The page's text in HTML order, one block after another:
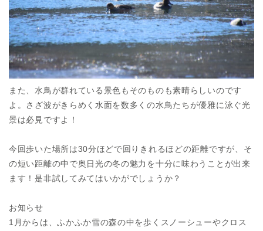
また、水鳥が群れている景色もそのものも素晴らしいのです
よ。さざ波がきらめく水面を数多くの水鳥たちが優雅に泳ぐ光
景は必見ですよ！
今回歩いた場所は30分ほどで回りきれるほどの距離ですが、そ
の短い距離の中で奥日光の冬の魅力を十分に味わうことが出来
ます！是非試してみてはいかがでしょうか？
お知らせ
1月からは、ふかふか雪の森の中を歩くスノーシューやクロス